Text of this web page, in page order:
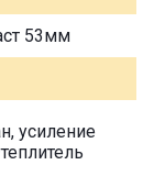
53мм
усиление